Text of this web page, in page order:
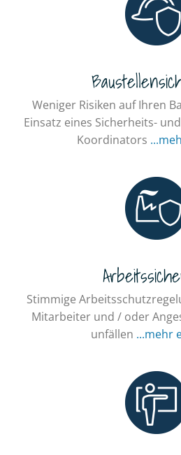
Weniger Risiken auf Ihren
Einsatz eines Sicherheits-
Koordinators
Stimmige
Mitarbeiter und / oder
unfällen ...mehr